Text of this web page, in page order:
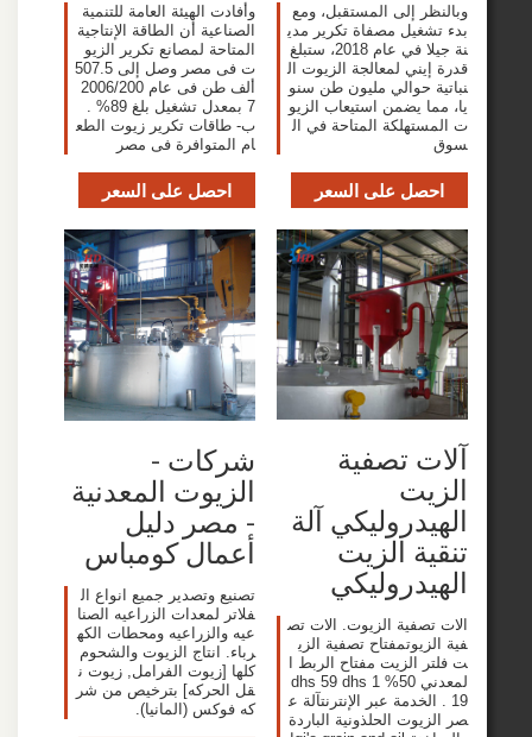
إلى المستقبل، ومع
مصفاة تكرير مدي
نة جيلا في عام 2018، ستبلغ
لمعالجة الزيوت ال
حوالي مليون طن سنو
يضمن استيعاب الزيو
المتاحة في ال
على السعر
وأفادت الهيئة العامة للتنمية
الصناعية أن الطاقة الإنتاجية
المتاحة لمصانع تكرير الزيو
ت فى مصر وصل إلى 507.5
ألف طن فى عام 2006/200
7 بمعدل تشغيل بلغ 89% .
ب- طاقات تكرير زيوت الطع
ام المتوافرة فى مصر
احصل على السعر
تصفية
آلة
الزيت
الزيوت. الات تص
تصفية الزي
الزيت مفتاح الربط ا
لمعدني 50% dhs 59 dhs 1
عبر الإنترنتآلة ع
الحلذونية الباردة
شركات -
الزيوت المعدنية
- مصر دليل
أعمال كومباس
تصنيع وتصدير جميع انواع ال
فلاتر لمعدات الزراعيه الصنا
عيه والزراعيه ومحطات الكه
رباء. انتاج الزيوت والشحوم
كلها [زيوت الفرامل, زيوت ن
قل الحركه] بترخيص من شر
كه فوكس (المانيا).